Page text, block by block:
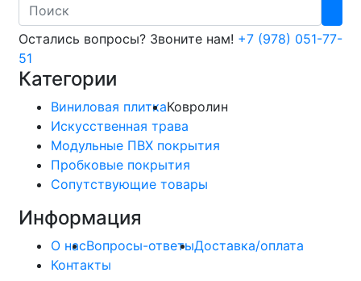
Search
Остались вопросы? Звоните нам! +7 (978) 051-77-
51
Категории
Виниловая плиткаКовролин
Искусственная трава
Модульные ПВХ покрытия
Пробковые покрытия
Сопутствующие товары
Информация
О насВопросы-ответыДоставка/оплата
Контакты